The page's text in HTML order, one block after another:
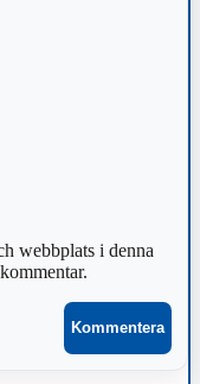
webbplats i denna